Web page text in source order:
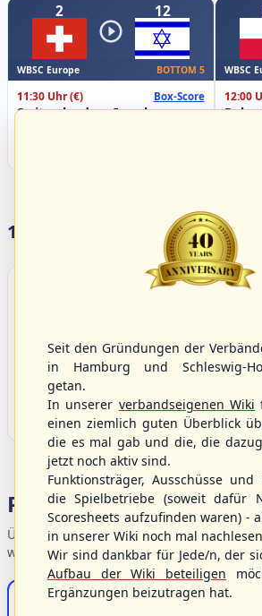
2 12
WBSC Europe BOTTOM 5
11:30 Uhr(€) Box-Score
Switzerland vs. Israel
WBSC
12:00
17 Vereine im S/HBV
Bargenstedt
Beavers
Portalbereiche
Übersicht der Verbandsbereiche –
weiterführende Informationen.
S/HBV-Shop
Seit den Gründungen der
in Hamburg und Schleswig-
getan.
In unserer verbandseigenen Wiki
einen ziemlich guten Überblick
die es mal gab und die, die
jetzt noch aktiv sind.
Funktionsträger, Ausschüsse und
die Spielbetriebe (soweit dafür
Scoresheets aufzufinden waren) -
in unserer Wiki noch mal
Wir sind dankbar für Jede/n, der
Aufbau der Wiki beteiligen
Ergänzungen beizutragen hat.